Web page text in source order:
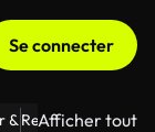
Se connecter
& Relations Le
Afficher tout